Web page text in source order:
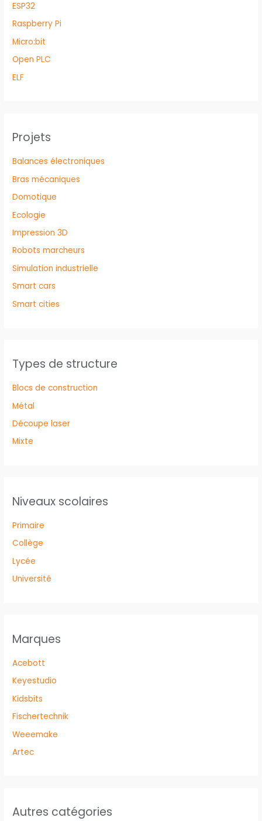
ESP32
Raspberry Pi
Micro:bit
Open PLC
ELF
Projets
Balances électroniques
Bras mécaniques
Domotique
Ecologie
Impression 3D
Robots marcheurs
Simulation industrielle
Smart cars
Smart cities
Types de structure
Blocs de construction
Métal
Découpe laser
Mixte
Niveaux scolaires
Primaire
Collège
Lycée
Université
Marques
Acebott
Keyestudio
Kidsbits
Fischertechnik
Weeemake
Artec
Autres catégories